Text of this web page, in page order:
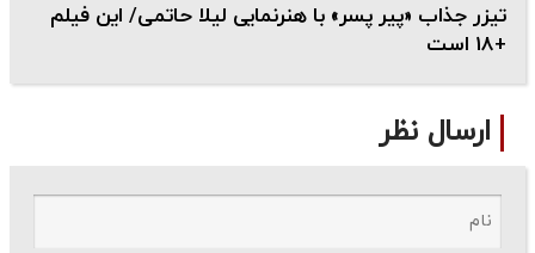
تیزر جذاب «پیر پسر» با هنرنمایی لیلا حاتمی/ این فیلم
+18 است
ارسال نظر